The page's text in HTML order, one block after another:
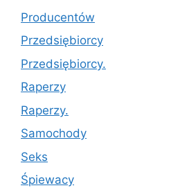
Producentów
Przedsiębiorcy
Przedsiębiorcy.
Raperzy
Raperzy.
Samochody
Seks
Śpiewacy